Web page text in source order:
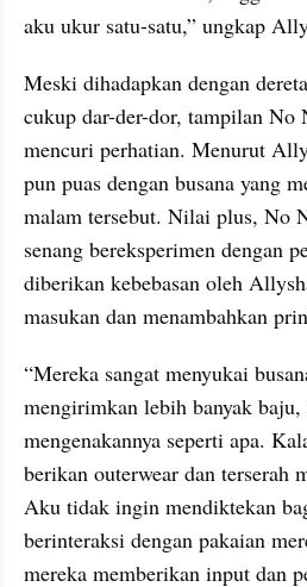
aku ukur satu-satu,” ungkap
Meski dihadapkan dengan
cukup dar-der-dor, tampilan No
mencuri perhatian. Menurut
pun puas dengan busana yang
malam tersebut. Nilai plus, No
senang bereksperimen dengan
diberikan kebebasan oleh
masukan dan menambahkan
“Mereka sangat menyukai
mengirimkan lebih banyak
mengenakannya seperti apa.
berikan outerwear dan terserah
Aku tidak ingin mendiktekan
berinteraksi dengan pakaian
mereka memberikan input dan